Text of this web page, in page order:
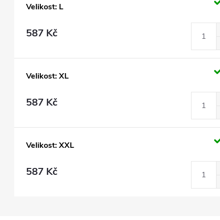
Velikost: L
587 Kč
Velikost: XL
587 Kč
Velikost: XXL
587 Kč